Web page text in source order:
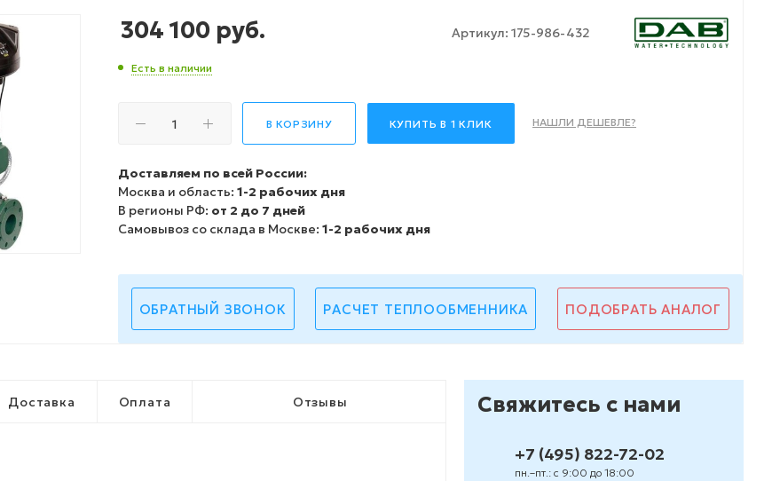
Артикул: 175-986-432
304 100 руб.
Есть в наличии
В КОРЗИНУ КУПИТЬ В 1 КЛИК НАШЛИ ДЕШЕВЛЕ?
Доставляем по всей России:
Москва и область: 1-2 рабочих дня
В регионы РФ: от 2 до 7 дней
Самовывоз со склада в Москве: 1-2 рабочих дня
ОБРАТНЫЙ ЗВОНОК РАСЧЕТ ТЕПЛООБМЕННИКА ПОДОБРАТЬ АНАЛОГ
Доставка Оплата Отзывы Свяжитесь с нами
+7 (495) 822-72-02
пн.–пт.: с 9:00 до 18:00